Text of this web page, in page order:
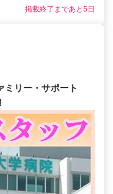
掲載終了まであと5日
ミリー・サポート